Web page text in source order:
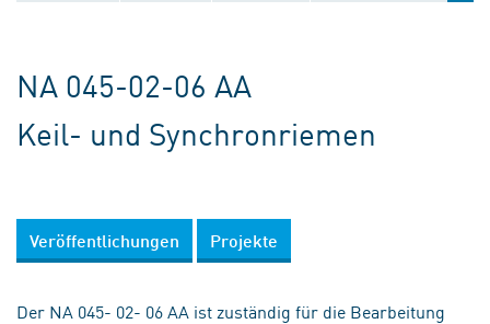
NA 045-02-06 AA
Keil- und Synchronriemen
Veröffentlichungen Projekte
Der NA 045- 02- 06 AA ist zuständig für die Bearbeitung